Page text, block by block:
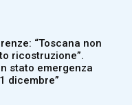
“Toscana non
ricostruzione”.
stato emergenza
dicembre”